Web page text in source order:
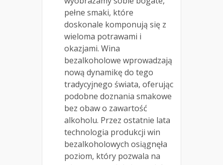
pełne smaki, które
doskonale komponują się z
wieloma potrawami i
okazjami. Wina
bezalkoholowe wprowadzają
nową dynamikę do tego
tradycyjnego świata, oferując
podobne doznania smakowe
bez obaw o zawartość
alkoholu. Przez ostatnie lata
technologia produkcji win
bezalkoholowych osiągnęła
poziom, który pozwala na